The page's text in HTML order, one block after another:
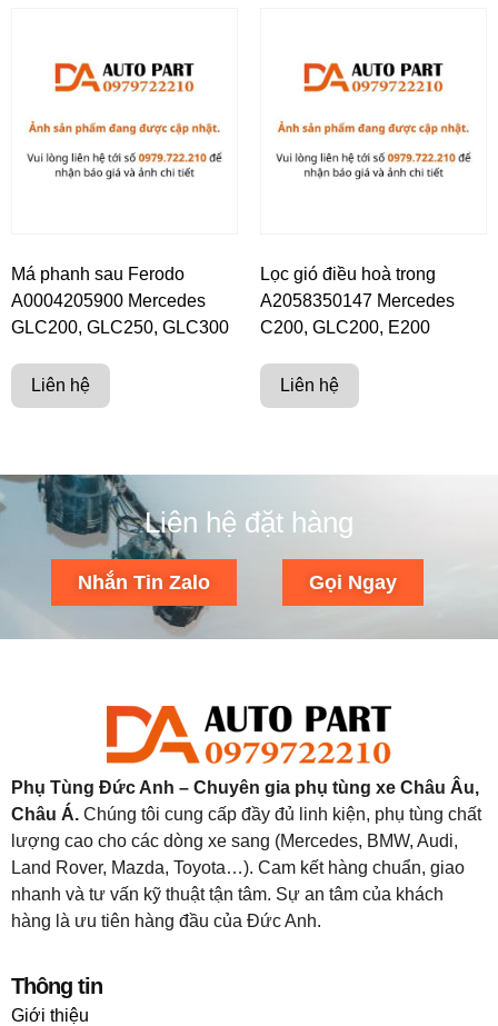
Má phanh sau Ferodo
A0004205900 Mercedes
GLC200, GLC250, GLC300
Liên hệ
Lọc gió điều hoà trong
A2058350147 Mercedes
C200, GLC200, E200
Liên hệ
Liên hệ đặt hàng
Nhắn Tin Zalo Gọi Ngay
Phụ Tùng Đức Anh – Chuyên gia phụ tùng xe Châu Âu,
Châu Á. Chúng tôi cung cấp đầy đủ linh kiện, phụ tùng chất
lượng cao cho các dòng xe sang (Mercedes, BMW, Audi,
Land Rover, Mazda, Toyota…). Cam kết hàng chuẩn, giao
nhanh và tư vấn kỹ thuật tận tâm. Sự an tâm của khách
hàng là ưu tiên hàng đầu của Đức Anh.
Thông tin
Giới thiệu